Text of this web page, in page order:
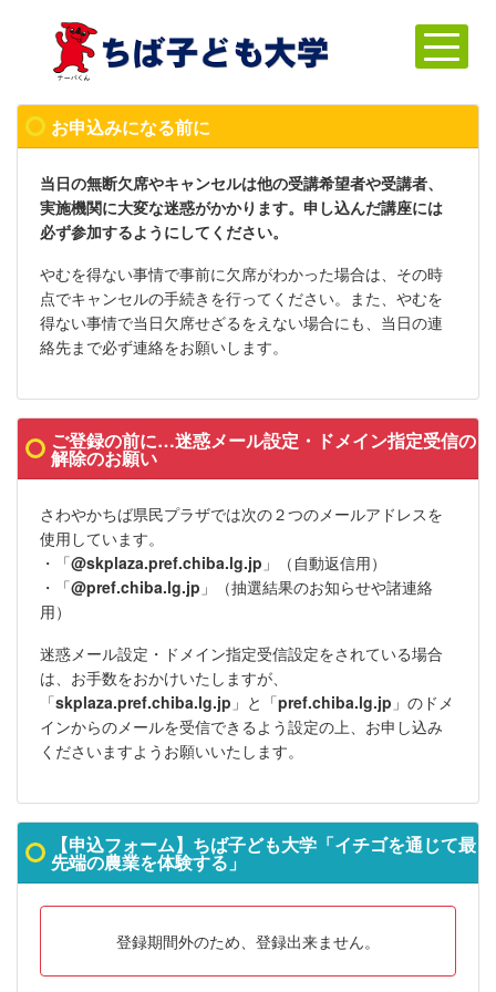
お申込みになる前に
当日の無断欠席やキャンセルは他の受講希望者や受講者、
実施機関に大変な迷惑がかかります。申し込んだ講座には
必ず参加するようにしてください。
やむを得ない事情で事前に欠席がわかった場合は、その時
点でキャンセルの手続きを行ってください。また、やむを
得ない事情で当日欠席せざるをえない場合にも、当日の連
絡先まで必ず連絡をお願いします。
ご登録の前に…迷惑メール設定・ドメイン指定受信の
解除のお願い
さわやかちば県民プラザでは次の２つのメールアドレスを
使用しています。
・「@skplaza.pref.chiba.lg.jp 」（ 自動返信用）
・「@pref.chiba.lg.jp 」（抽選結果のお知らせや諸連絡
用）
迷惑メール設定・ドメイン指定受信設定をされている場合
は、お手数をおかけいたしますが、
「skplaza.pref.chiba.lg.jp 」と「pref.chiba.lg.jp 」のドメ
インからのメールを受信できるよう設定の上、お申し込み
くださいますようお願いいたします。
【申込フォーム】ちば子ども大学「イチゴを通じて最
先端の農業を体験する」
登録期間外のため、登録出来ません。